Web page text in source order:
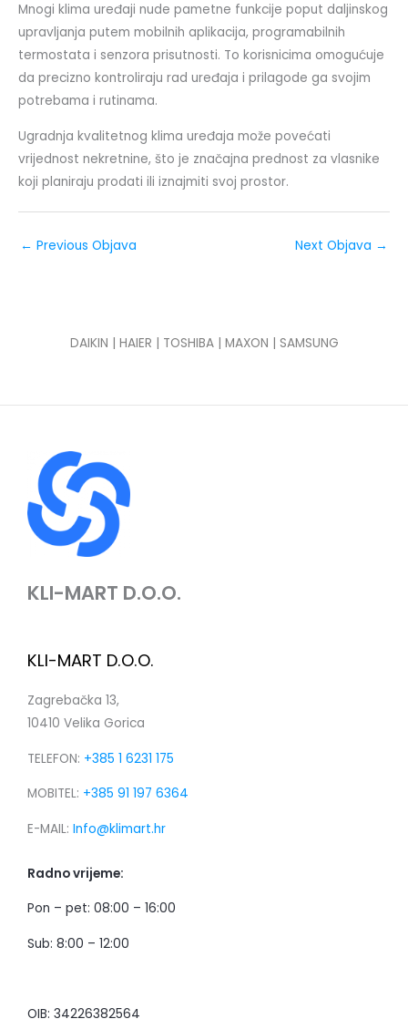
Mnogi klima uređaji nude pametne funkcije poput daljinskog
upravljanja putem mobilnih aplikacija, programabilnih
termostata i senzora prisutnosti. To korisnicima omogućuje
da precizno kontroliraju rad uređaja i prilagode ga svojim
potrebama i rutinama.
Ugradnja kvalitetnog klima uređaja može povećati
vrijednost nekretnine, što je značajna prednost za vlasnike
koji planiraju prodati ili iznajmiti svoj prostor.
← Previous Objava Next Objava →
DAIKIN | HAIER | TOSHIBA | MAXON | SAMSUNG
KLI-MART D.O.O.
KLI-MART D.O.O.
Zagrebačka 13,
10410 Velika Gorica
TELEFON: +385 1 6231 175
MOBITEL: +385 91 197 6364
E-MAIL: Info@klimart.hr
Radno vrijeme:
Pon – pet: 08:00 – 16:00
Sub: 8:00 – 12:00
OIB: 34226382564